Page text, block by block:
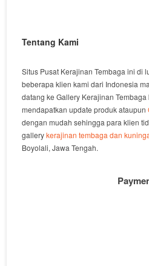
Tentang Kami
Situs Pusat Kerajinan Tembaga ini di
beberapa klien kami dari Indonesia
datang ke Gallery Kerajinan
mendapatkan update produk ataupun
dengan mudah sehingga para klien
gallerykerajinan tembaga dan
Boyolali, Jawa Tengah.